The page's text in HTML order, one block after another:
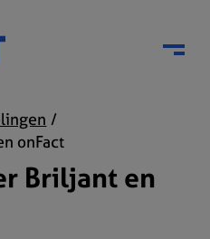
Menu
onFact
Briljant en